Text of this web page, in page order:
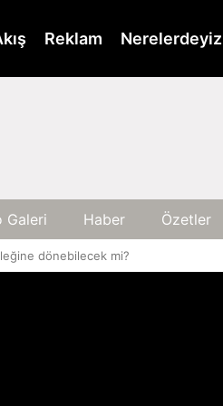
Reklam Nerelerdeyiz
Galeri Haber Özetler
dönebilecek mi?